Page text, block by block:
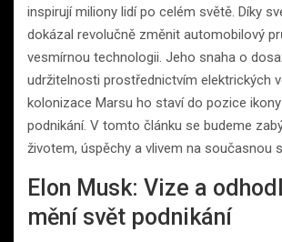
inspirují miliony lidí po celém světě. Díky
dokázal revolučně změnit automobilový
vesmírnou technologii. Jeho snaha o
udržitelnosti prostřednictvím elektrických
kolonizace Marsu ho staví do pozice
podnikání. V tomto článku se budeme
životem, úspěchy a vlivem na současnou
Elon Musk: Vize a
mění svět podnikání